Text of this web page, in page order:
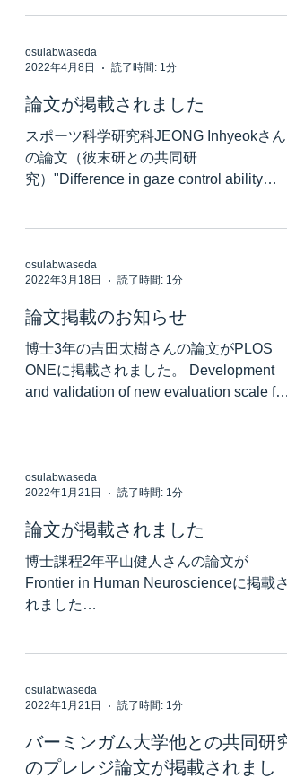
osulabwaseda
2022年4月8日
読了時間: 1分
論文が掲載されました
スポーツ科学研究科JEONG Inhyeokさん
の論文（彼末研との共同研
究）"Difference in gaze control ability
osulabwaseda
2022年3月18日
読了時間: 1分
論文掲載のお知らせ
博士3年の吉田太樹さんの論文がPLOS
ONEに掲載されました。 Development
and validation of new evaluation scale for
osulabwaseda
2022年1月21日
読了時間: 1分
論文が掲載されました
博士課程2年平山健人さんの論文が
Frontier in Human Neuroscienceに掲載さ
れました
osulabwaseda
2022年1月21日
読了時間: 1分
バーミンガム大学他との共同研究
のプレレジ論文が掲載されまし